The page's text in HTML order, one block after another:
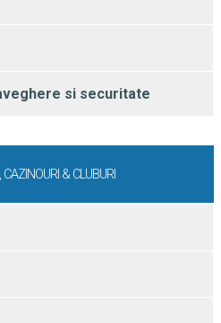
si securitate
& CLUBURI